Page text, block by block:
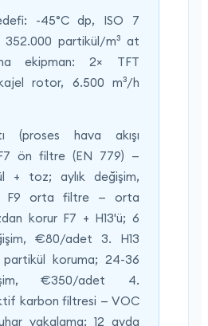
-45°C dp, ISO 7
352.000 partikül/m³ at
ekipman: 2× TFT
rotor, 6.500 m³/h
(proses hava akışı
ön filtre (EN 779) —
+ toz; aylık değişim,
F9 orta filtre — orta
korur F7 + H13'ü; 6
€80/adet 3. H13
koruma; 24-36
€350/adet 4.
karbon filtresi — VOC
yakalama; 12 ayda